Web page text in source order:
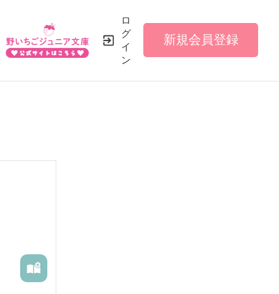
ロ
グ
イ
ン
新規会員登録